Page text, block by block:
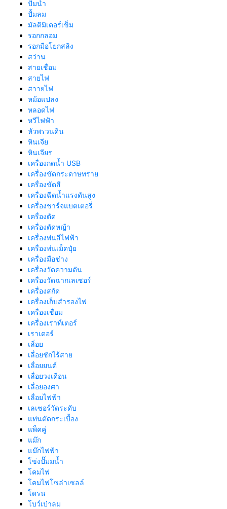
ปั๊มน้ำ
ปั้มลม
มัลติมิเตอร์เข็ม
รอกกลอม
รอกมือโยกสลิง
สว่าน
สายเชื่อม
สายไฟ
สาายไฟ
หม้อแปลง
หลอดไฟ
หวีไฟฟ้า
หัวพรวนดิน
หินเจีย
หินเจียร
เครื่องกดน้ำ USB
เครื่องขัดกระดาษทราย
เครื่องขัดสี
เครื่องฉีดน้ำแรงดันสูง
เครื่องชาร์จแบตเตอรี่
เครื่องตัด
เครื่องตัดหญ้า
เครื่องพ่นสีไฟฟ้า
เครื่องพ่นเม็ดปุ๋ย
เครื่องมือช่าง
เครื่องวัดความดัน
เครื่องวัดฉากเลเซอร์
เครื่องสกัด
เครื่องเก็บสํารองไฟ
เครื่องเชื่อม
เครื่องเราท์เตอร์
เราเตอร์
เลิ่อย
เลื่อยชักไร้สาย
เลื่อยยนต์
เลื่อยวงเดือน
เลื่อยองศา
เลื่อยไฟฟ้า
เลเซอร์วัดระดับ
แท่นตัดกระเบื้อง
แพ็คคู่
แม๊ก
แม๊กไฟฟ้า
โข่งปั๊มมน้ำ
โคมไฟ
โคมไฟโซล่าเซลล์
โดรน
โบว์เป่าลม